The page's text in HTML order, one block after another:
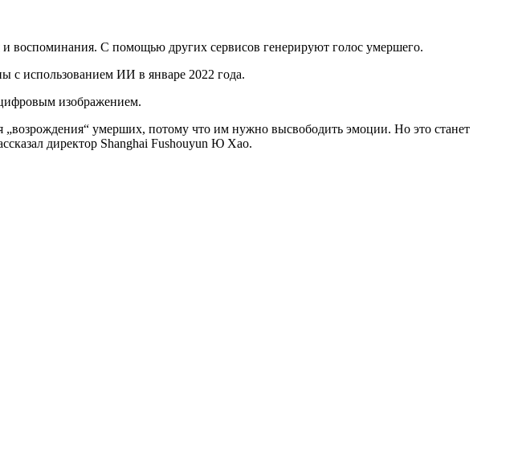
воспоминания. С помощью других сервисов генерируют голос умершего.
с использованием ИИ в январе 2022 года.
изображением.
умерших, потому что им нужно высвободить эмоции. Но это станет
директор Shanghai Fushouyun Ю Хао.